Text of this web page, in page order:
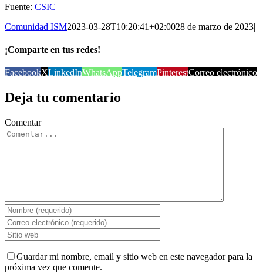
Fuente: CSIC
Comunidad ISM2023-03-28T10:20:41+02:0028 de marzo de 2023|
¡Comparte en tus redes!
FacebookXLinkedInWhatsAppTelegramPinterestCorreo electrónico
Deja tu comentario
Comentar
Guardar mi nombre, email y sitio web en este navegador para la
próxima vez que comente.